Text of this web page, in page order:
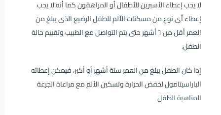
لا يجب إعطاء الأسبرين للأطفال أو المراهقون كما أنه لا يجب
إعطاء أى نوع من مسكنات الألم للطفل الرضيع الذى يبلغ من
العمر أقل من ٦ أشهر حتى يتم التواصل مع الطبيب وتقييم حالة
الطفل.
إذا كان الطفل يبلغ من العمر ستة أشهر أو أكبر، فيمكن إعطائه
الباراسيتامول لخفض الحرارة وتسكين الألم مع مراعاة الجرعة
المناسبة للطفل